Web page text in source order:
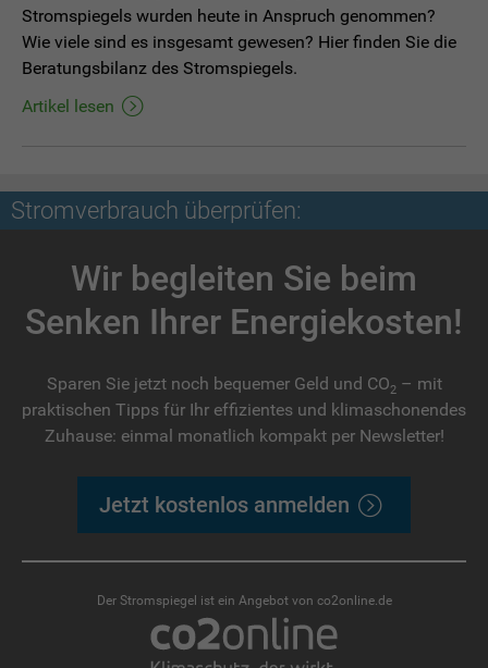
Stromspiegels wurden heute in Anspruch genommen?
Wie viele sind es insgesamt gewesen? Hier finden Sie die
Beratungsbilanz des Stromspiegels.
Artikel lesen
Stromverbrauch überprüfen:
Wir begleiten Sie beim
Senken Ihrer Energiekosten!
Sparen Sie jetzt noch bequemer Geld und CO2 – mit
praktischen Tipps für Ihr effizientes und klimaschonendes
Zuhause: einmal monatlich kompakt per Newsletter!
Jetzt kostenlos anmelden
Der Stromspiegel ist ein Angebot von co2online.de